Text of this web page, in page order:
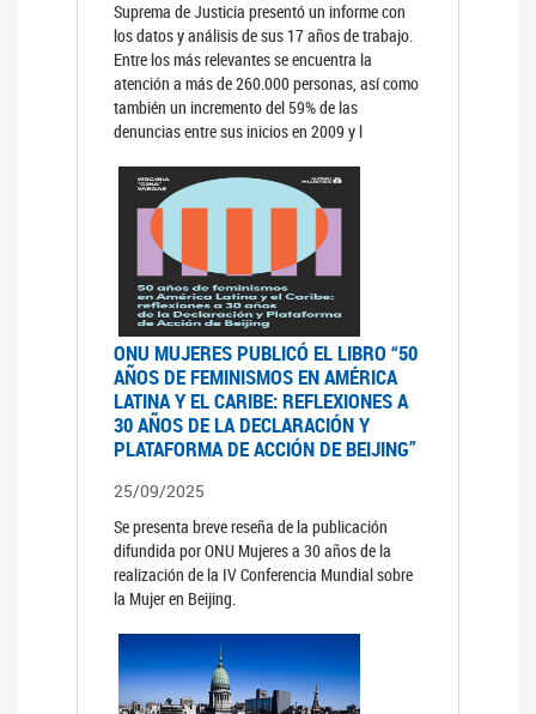
Suprema de Justicia presentó un informe con
los datos y análisis de sus 17 años de trabajo.
Entre los más relevantes se encuentra la
atención a más de 260.000 personas, así como
también un incremento del 59% de las
denuncias entre sus inicios en 2009 y l
ONU MUJERES PUBLICÓ EL LIBRO “50
AÑOS DE FEMINISMOS EN AMÉRICA
LATINA Y EL CARIBE: REFLEXIONES A
30 AÑOS DE LA DECLARACIÓN Y
PLATAFORMA DE ACCIÓN DE BEIJING”
25/09/2025
Se presenta breve reseña de la publicación
difundida por ONU Mujeres a 30 años de la
realización de la IV Conferencia Mundial sobre
la Mujer en Beijing.